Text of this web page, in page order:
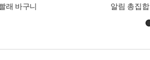
래 바구니
알림 총집합